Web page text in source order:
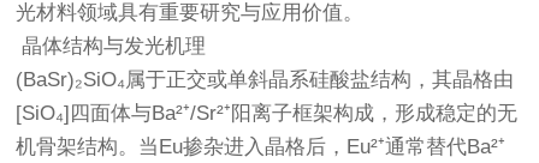
光材料领域具有重要研究与应用价值。
晶体结构与发光机理
(BaSr)₂SiO₄属于正交或单斜晶系硅酸盐结构，其晶格由
[SiO₄]四面体与Ba²⁺/Sr²⁺阳离子框架构成，形成稳定的无
机骨架结构。当Eu掺杂进入晶格后，Eu²⁺通常替代Ba²⁺